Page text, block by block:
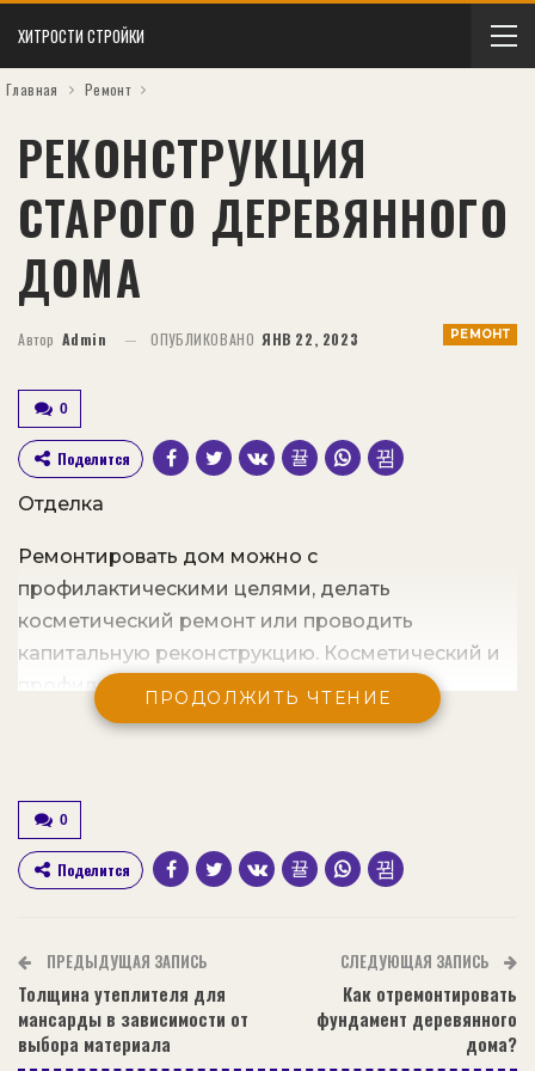
ХИТРОСТИ СТРОЙКИ
Главная Ремонт
РЕКОНСТРУКЦИЯ
СТАРОГО ДЕРЕВЯННОГО
ДОМА
РЕМОНТ
Автор Admin ОПУБЛИКОВАНО ЯНВ 22, 2023
0
Поделится
Отделка
Ремонтировать дом можно с
профилактическими целями, делать
косметический ремонт или проводить
капитальную реконструкцию. Косметический и
профилактический ремонты проводят
регулярно раз в три-пять лет, цена их не так
Содержание статьи:
Порядок проведения реконструкции
Реконструкция дома
если:
Стены начнут чрезмерно пропускать влагу.
Кровля придет в ветхое состояние.
ПРОДОЛЖИТЬ ЧТЕНИЕ
0
Поделится
ПРЕДЫДУЩАЯ ЗАПИСЬ
Толщина утеплителя для
мансарды в зависимости от
выбора материала
СЛЕДУЮЩАЯ ЗАПИСЬ
Как отремонтировать
фундамент деревянного
дома?